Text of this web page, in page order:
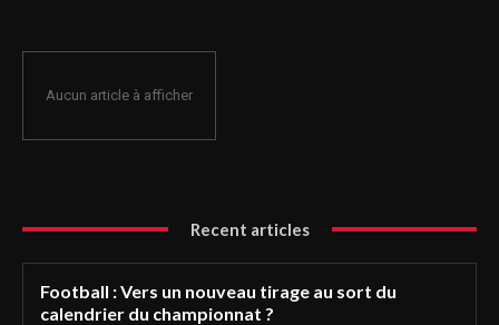
Aucun article à afficher
Recent articles
Football : Vers un nouveau tirage au sort du
calendrier du championnat ?